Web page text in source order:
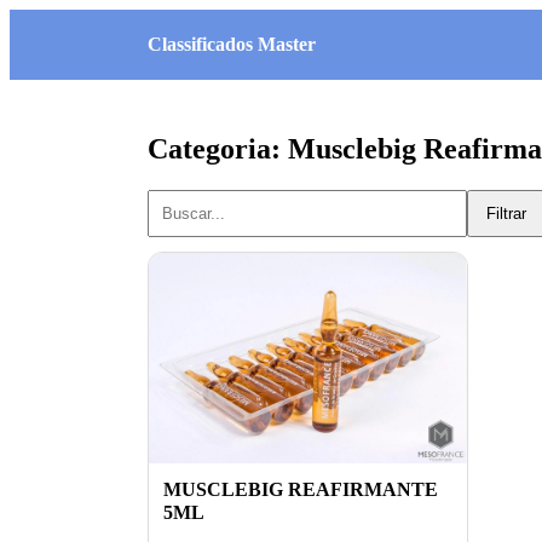
Classificados Master
Categoria: Musclebig
Filtrar
MUSCLEBIG REAFIRMANTE
5ML